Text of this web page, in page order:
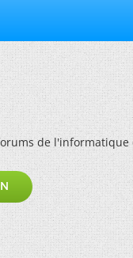
de l'informatique